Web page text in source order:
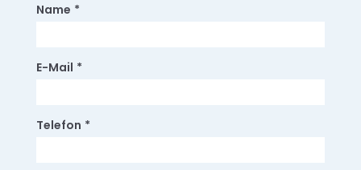
Name *
E-Mail *
Telefon *